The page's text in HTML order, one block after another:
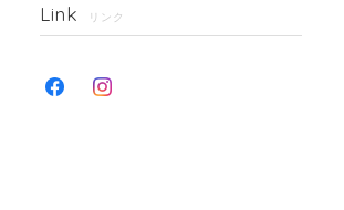
Link リンク